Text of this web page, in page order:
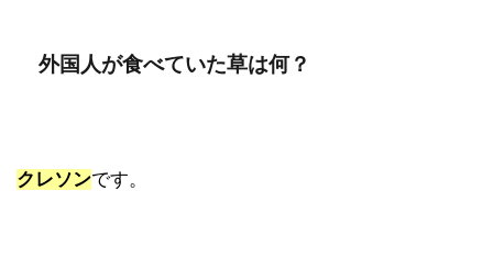
外国人が食べていた草は何？
クレソンです。